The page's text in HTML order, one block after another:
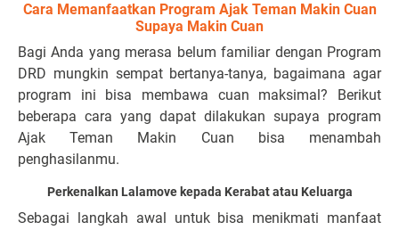
Cara Memanfaatkan Program Ajak Teman Makin Cuan
Supaya Makin Cuan
Bagi Anda yang merasa belum familiar dengan Program
DRD mungkin sempat bertanya-tanya, bagaimana agar
program ini bisa membawa cuan maksimal? Berikut
beberapa cara yang dapat dilakukan supaya program
Ajak Teman Makin Cuan bisa menambah
penghasilanmu.
Perkenalkan Lalamove kepada Kerabat atau Keluarga
Sebagai langkah awal untuk bisa menikmati manfaat